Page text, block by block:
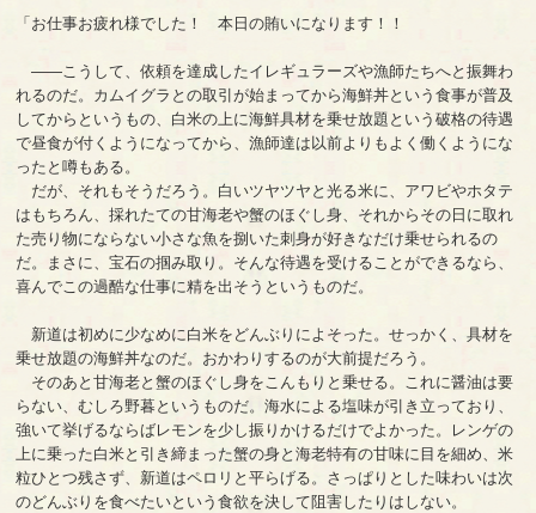
「お仕事お疲れ様でした！ 本日の賄いになります！！
――こうして、依頼を達成したイレギュラーズや漁師たちへと振舞わ
れるのだ。カムイグラとの取引が始まってから海鮮丼という食事が普及
してからというもの、白米の上に海鮮具材を乗せ放題という破格の待遇
で昼食が付くようになってから、漁師達は以前よりもよく働くようにな
ったと噂もある。
だが、それもそうだろう。白いツヤツヤと光る米に、アワビやホタテ
はもちろん、採れたての甘海老や蟹のほぐし身、それからその日に取れ
た売り物にならない小さな魚を捌いた刺身が好きなだけ乗せられるの
だ。まさに、宝石の掴み取り。そんな待遇を受けることができるなら、
喜んでこの過酷な仕事に精を出そうというものだ。
新道は初めに少なめに白米をどんぶりによそった。せっかく、具材を
乗せ放題の海鮮丼なのだ。おかわりするのが大前提だろう。
そのあと甘海老と蟹のほぐし身をこんもりと乗せる。これに醤油は要
らない、むしろ野暮というものだ。海水による塩味が引き立っており、
強いて挙げるならばレモンを少し振りかけるだけでよかった。レンゲの
上に乗った白米と引き締まった蟹の身と海老特有の甘味に目を細め、米
粒ひとつ残さず、新道はペロリと平らげる。さっぱりとした味わいは次
のどんぶりを食べたいという食欲を決して阻害したりはしない。